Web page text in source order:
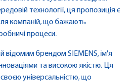
технології, ця пропозиція є
компаній, що бажають
процеси.
відомим брендом SIEMENS, ім'я
та високою якістю. Ця
універсальністю, що